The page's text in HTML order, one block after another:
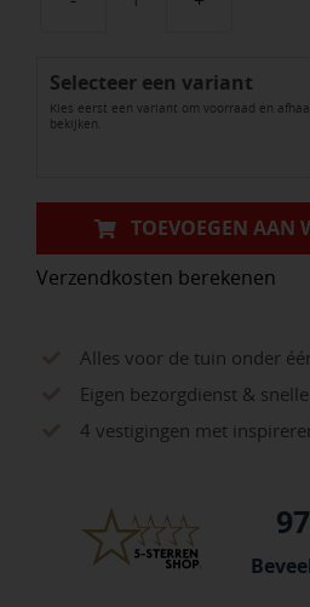
Hoekpalen
RAL
7016
Selecteer een variant
Kies eerst een variant om voorraad en
bekijken.
TOEVOEGEN AAN
Verzendkosten berekenen
Alles voor de tuin onder
Eigen bezorgdienst &
4 vestigingen met